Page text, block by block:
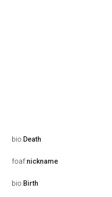
bio:Death
foaf:nickname
bio:Birth